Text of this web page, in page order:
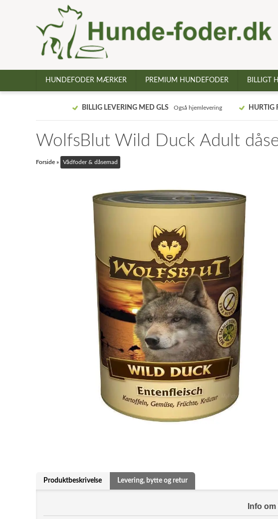
HUNDEFODER MÆRKER PREMIUM HUNDEFODER BILLIGT
BILLIG LEVERING MED GLS Også hjemlevering HURTIG
WolfsBlut Wild Duck Adult
Forside » Vådfoder & dåsemad
Produktbeskrivelse Levering, bytte og retur
Info